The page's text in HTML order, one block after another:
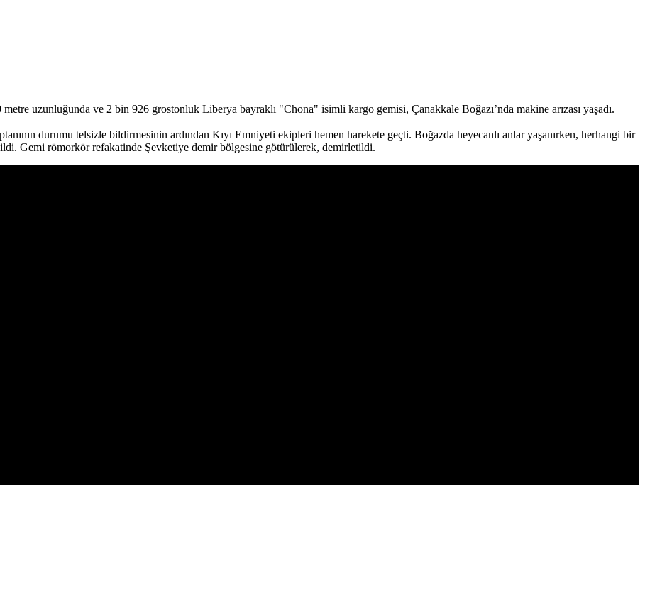
uzunluğunda ve 2 bin 926 grostonluk Liberya bayraklı "Chona" isimli kargo gemisi, Çanakkale Boğazı’nda makine arızası yaşadı.
durumu telsizle bildirmesinin ardından Kıyı Emniyeti ekipleri hemen harekete geçti. Boğazda heyecanlı anlar yaşanırken, herhangi bir
Gemi römorkör refakatinde Şevketiye demir bölgesine götürülerek, demirletildi.